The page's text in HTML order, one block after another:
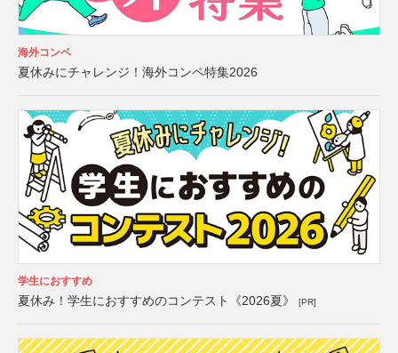
海外コンペ
夏休みにチャレンジ！海外コンペ特集2026
学生におすすめ
夏休み！学生におすすめのコンテスト《2026夏》 [PR]